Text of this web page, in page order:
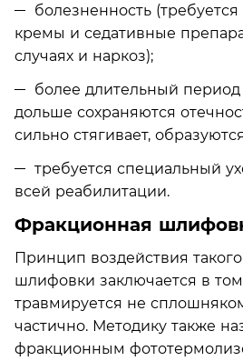
болезненность
кремы и седативные
случаях и наркоз);
более длительный
дольше сохраняются
сильно стягивает,
требуется специальный
всей реабилитации.
Фракционная
Принцип воздействия
шлифовки заключается в
травмируется не
частично. Методику также
фракционным